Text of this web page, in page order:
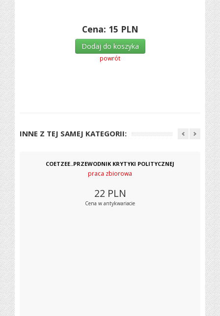
Cena: 15 PLN
Dodaj do koszyka
powrót
INNE Z TEJ SAMEJ KATEGORII:
COETZEE..PRZEWODNIK KRYTYKI POLITYCZNEJ
praca zbiorowa
22 PLN
Cena w antykwariacie